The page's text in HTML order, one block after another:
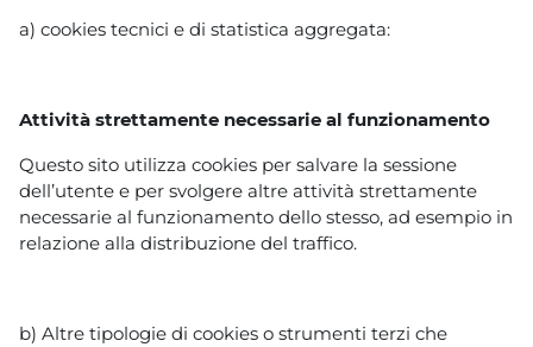
a) cookies tecnici e di statistica aggregata:
Attività strettamente necessarie al funzionamento
Questo sito utilizza cookies per salvare la sessione
dell’utente e per svolgere altre attività strettamente
necessarie al funzionamento dello stesso, ad esempio in
relazione alla distribuzione del traffico.
b) Altre tipologie di cookies o strumenti terzi che